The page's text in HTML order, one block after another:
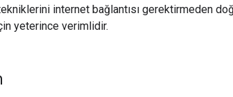
internet bağlantısı gerektirmeden
yeterince verimlidir.